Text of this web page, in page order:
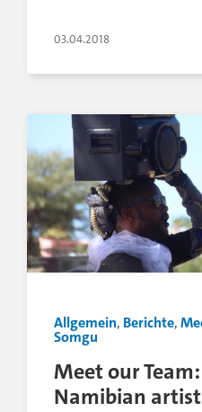
03.04.2018
Allgemein, Berichte,
Somgu
Meet our
Namibian